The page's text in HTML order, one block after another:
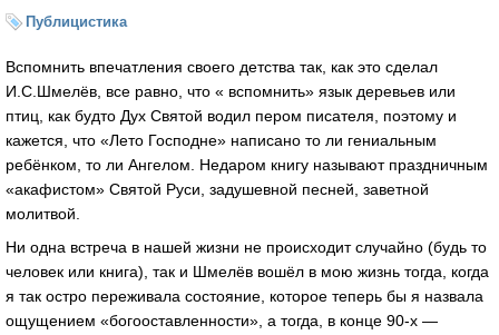
Публицистика
Вспомнить впечатления своего детства так, как это сделал
И.С.Шмелёв, все равно, что « вспомнить» язык деревьев или
птиц, как будто Дух Святой водил пером писателя, поэтому и
кажется, что «Лето Господне» написано то ли гениальным
ребёнком, то ли Ангелом. Недаром книгу называют праздничным
«акафистом» Святой Руси, задушевной песней, заветной
молитвой.
Ни одна встреча в нашей жизни не происходит случайно (будь то
человек или книга), так и Шмелёв вошёл в мою жизнь тогда, когда
я так остро переживала состояние, которое теперь бы я назвала
ощущением «богооставленности», а тогда, в конце 90-х —